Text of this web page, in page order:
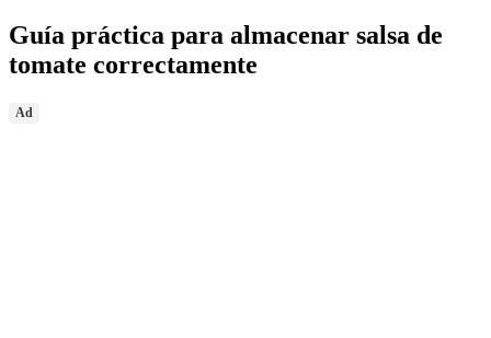
Guía práctica para almacenar salsa de
tomate correctamente
Ad